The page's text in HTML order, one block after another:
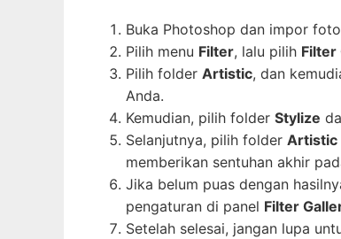
Buka Photoshop dan impor
Pilih menu Filter, lalu pilih Filter
Pilih folder Artistic, dan
Anda.
Kemudian, pilih folder Stylize
Selanjutnya, pilih folder Artistic
memberikan sentuhan akhir
Jika belum puas dengan
pengaturan di panel Filter
Setelah selesai, jangan lupa